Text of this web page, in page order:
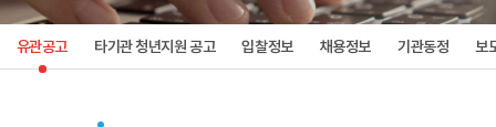
유관공고 타기관 청년지원 공고 입찰정보 채용정보 기관동정 보